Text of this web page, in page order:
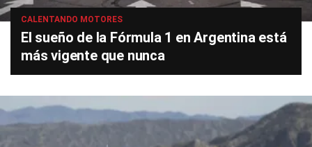
CALENTANDO MOTORES
El sueño de la Fórmula 1 en Argentina está
más vigente que nunca